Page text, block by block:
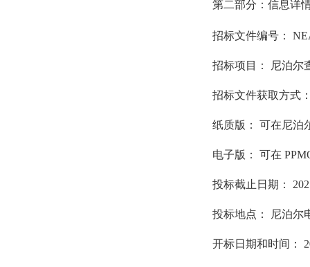
第二部分：信息详
招标文件编号：
招标项目： 尼泊尔
招标文件获取方式
纸质版： 可在尼泊
电子版： 可在
投标截止日期：
投标地点： 尼泊尔
开标日期和时间：